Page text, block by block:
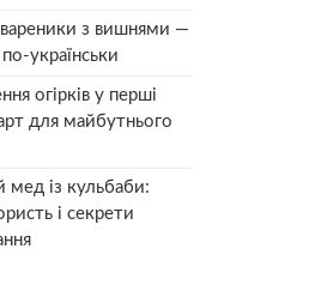
з вишнями —
українськи
огірків у перші
для майбутнього
мед із кульбаби:
і секрети